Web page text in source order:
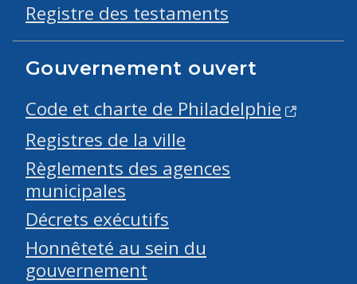
Registre des testaments
Gouvernement ouvert
Code et charte de Philadelphie
Registres de la ville
Règlements des agences
municipales
Décrets exécutifs
Honnêteté au sein du
gouvernement